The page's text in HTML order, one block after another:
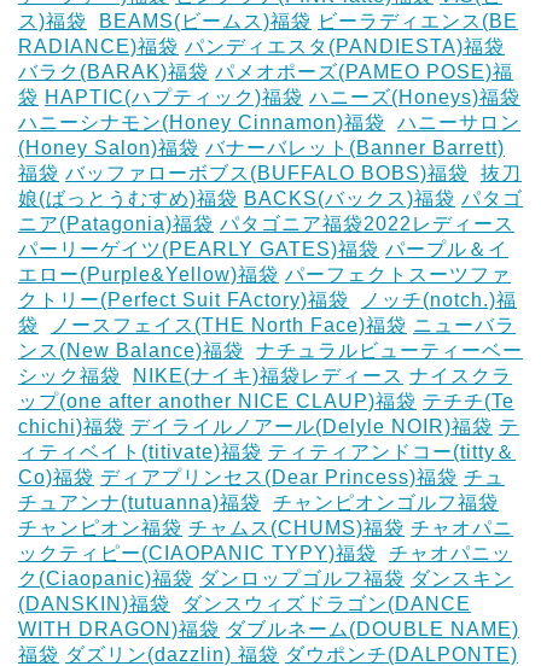
ス)福袋
BEAMS(ビームス)福袋 ビーラディエンス(BE
RADIANCE)福袋 パンディエスタ(PANDIESTA)福袋
バラク(BARAK)福袋 パメオポーズ(PAMEO POSE)福
袋 HAPTIC(ハプティック)福袋 ハニーズ(Honeys)福袋
ハニーシナモン(Honey Cinnamon)福袋
ハニーサロン
(Honey Salon)福袋 バナーバレット(Banner Barrett)
福袋 バッファローボブス(BUFFALO BOBS)福袋
抜刀
娘(ばっとうむすめ)福袋 BACKS(バックス)福袋 パタゴ
ニア(Patagonia)福袋 パタゴニア福袋2022レディース
パーリーゲイツ(PEARLY GATES)福袋 パープル＆イ
エロー(Purple&Yellow)福袋 パーフェクトスーツファ
クトリー(Perfect Suit FActory)福袋
ノッチ(notch.)福
袋
ノースフェイス(THE North Face)福袋 ニューバラ
ンス(New Balance)福袋
ナチュラルビューティーベー
シック福袋
NIKE(ナイキ)福袋レディース ナイスクラ
ップ(one after another NICE CLAUP)福袋 テチチ(Te
chichi)福袋 デイライルノアール(Delyle NOIR)福袋 テ
ィティベイト(titivate)福袋 ティティアンドコー(titty＆
Co)福袋 ディアプリンセス(Dear Princess)福袋 チュ
チュアンナ(tutuanna)福袋
チャンピオンゴルフ福袋
チャンピオン福袋 チャムス(CHUMS)福袋 チャオパニ
ックティピー(CIAOPANIC TYPY)福袋
チャオパニッ
ク(Ciaopanic)福袋 ダンロップゴルフ福袋 ダンスキン
(DANSKIN)福袋
ダンスウィズドラゴン(DANCE
WITH DRAGON)福袋 ダブルネーム(DOUBLE NAME)
福袋 ダズリン(dazzlin) 福袋 ダウポンチ(DALPONTE)